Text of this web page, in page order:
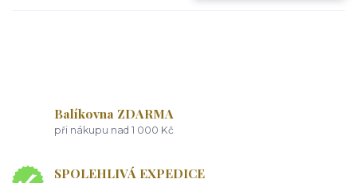
Balíkovna ZDARMA
při nákupu nad 1 000 Kč
SPOLEHLIVÁ EXPEDICE